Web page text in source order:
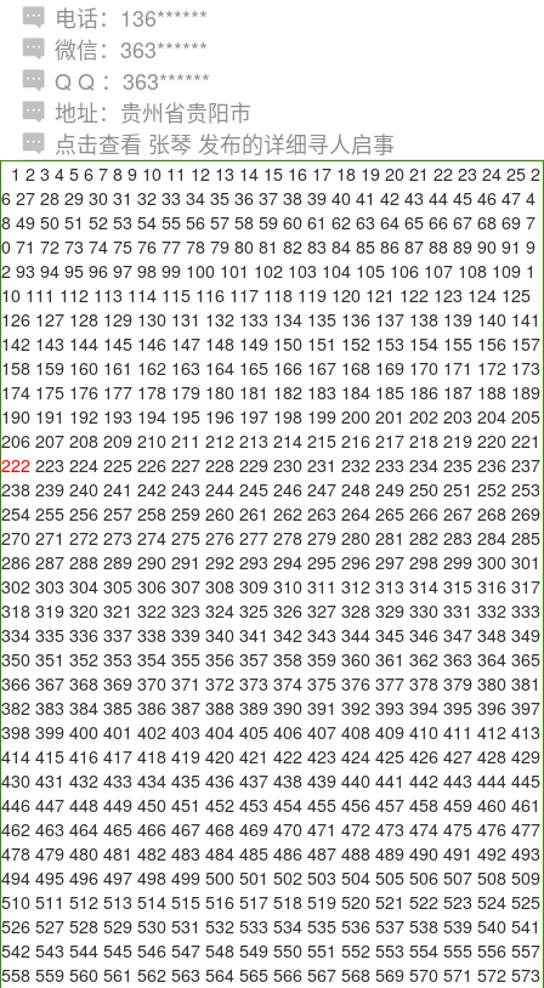
电话：136******
微信：363******
Q Q ：363******
地址：贵州省贵阳市
点击查看 张琴 发布的详细寻人启事
1 2 3 4 5 6 7 8 9 10 11 12 13 14 15 16 17 18 19 20 21 22 23 24 25 2
6 27 28 29 30 31 32 33 34 35 36 37 38 39 40 41 42 43 44 45 46 47 4
8 49 50 51 52 53 54 55 56 57 58 59 60 61 62 63 64 65 66 67 68 69 7
0 71 72 73 74 75 76 77 78 79 80 81 82 83 84 85 86 87 88 89 90 91 9
2 93 94 95 96 97 98 99 100 101 102 103 104 105 106 107 108 109 1
10 111 112 113 114 115 116 117 118 119 120 121 122 123 124 125
126 127 128 129 130 131 132 133 134 135 136 137 138 139 140 141
142 143 144 145 146 147 148 149 150 151 152 153 154 155 156 157
158 159 160 161 162 163 164 165 166 167 168 169 170 171 172 173
174 175 176 177 178 179 180 181 182 183 184 185 186 187 188 189
190 191 192 193 194 195 196 197 198 199 200 201 202 203 204 205
206 207 208 209 210 211 212 213 214 215 216 217 218 219 220 221
222 223 224 225 226 227 228 229 230 231 232 233 234 235 236 237
238 239 240 241 242 243 244 245 246 247 248 249 250 251 252 253
254 255 256 257 258 259 260 261 262 263 264 265 266 267 268 269
270 271 272 273 274 275 276 277 278 279 280 281 282 283 284 285
286 287 288 289 290 291 292 293 294 295 296 297 298 299 300 301
302 303 304 305 306 307 308 309 310 311 312 313 314 315 316 317
318 319 320 321 322 323 324 325 326 327 328 329 330 331 332 333
334 335 336 337 338 339 340 341 342 343 344 345 346 347 348 349
350 351 352 353 354 355 356 357 358 359 360 361 362 363 364 365
366 367 368 369 370 371 372 373 374 375 376 377 378 379 380 381
382 383 384 385 386 387 388 389 390 391 392 393 394 395 396 397
398 399 400 401 402 403 404 405 406 407 408 409 410 411 412 413
414 415 416 417 418 419 420 421 422 423 424 425 426 427 428 429
430 431 432 433 434 435 436 437 438 439 440 441 442 443 444 445
446 447 448 449 450 451 452 453 454 455 456 457 458 459 460 461
462 463 464 465 466 467 468 469 470 471 472 473 474 475 476 477
478 479 480 481 482 483 484 485 486 487 488 489 490 491 492 493
494 495 496 497 498 499 500 501 502 503 504 505 506 507 508 509
510 511 512 513 514 515 516 517 518 519 520 521 522 523 524 525
526 527 528 529 530 531 532 533 534 535 536 537 538 539 540 541
542 543 544 545 546 547 548 549 550 551 552 553 554 555 556 557
558 559 560 561 562 563 564 565 566 567 568 569 570 571 572 573